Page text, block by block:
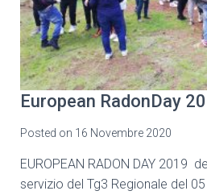
European RadonDay
Posted on 16 Novembre 2020
EUROPEAN RADON DAY 2019
servizio del Tg3 Regionale del 05